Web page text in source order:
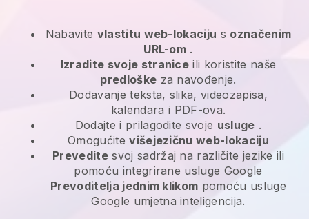
Nabavite vlastitu web-lokaciju s označenim
URL-om .
Izradite svoje stranice ili koristite naše
predloške za navođenje.
Dodavanje teksta, slika, videozapisa,
kalendara i PDF-ova.
Dodajte i prilagodite svoje usluge .
Omogućitevišejezičnu web-lokaciju
Prevedite svoj sadržaj na različite jezike ili
pomoću integrirane usluge Google
Prevoditelja jednim klikom pomoću usluge
Google umjetna inteligencija.